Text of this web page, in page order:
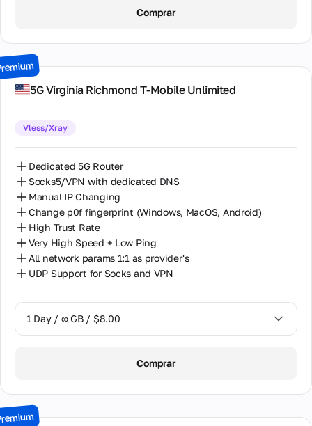
3 Days / ∞ GB / $21.00
30 Days / ∞ GB / $162.00
Comprar
5G Virginia Richmond T-Mobile Unlimited
Vless/Xray
Dedicated 5G Router
Socks5/VPN with dedicated DNS
Manual IP Changing
Change p0f fingerprint (Windows, MacOS, Android)
High Trust Rate
Very High Speed + Low Ping
All network params 1:1 as provider's
UDP Support for Socks and VPN
1 Day / ∞ GB / $8.00
3 Days / ∞ GB / $21.00
Comprar